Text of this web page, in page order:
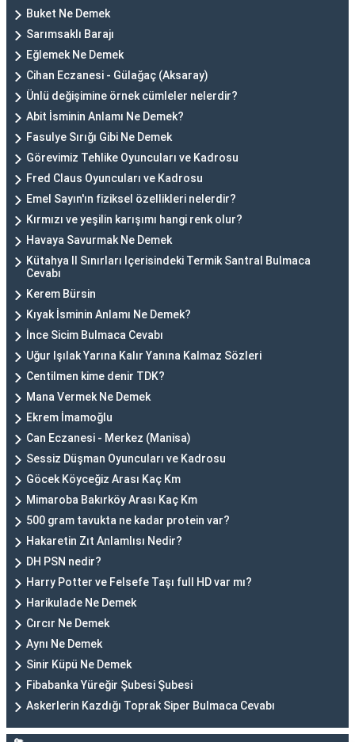
Buket Ne Demek
Sarımsaklı Barajı
Eğlemek Ne Demek
Cihan Eczanesi - Gülağaç (Aksaray)
Ünlü değişimine örnek cümleler nelerdir?
Abit İsminin Anlamı Ne Demek?
Fasulye Sırığı Gibi Ne Demek
Görevimiz Tehlike Oyuncuları ve Kadrosu
Fred Claus Oyuncuları ve Kadrosu
Emel Sayın'ın fiziksel özellikleri nelerdir?
Kırmızı ve yeşilin karışımı hangi renk olur?
Havaya Savurmak Ne Demek
Kütahya Il Sınırları Içerisindeki Termik Santral Bulmaca
Cevabı
Kerem Bürsin
Kıyak İsminin Anlamı Ne Demek?
İnce Sicim Bulmaca Cevabı
Uğur Işılak Yarına Kalır Yanına Kalmaz Sözleri
Centilmen kime denir TDK?
Mana Vermek Ne Demek
Ekrem İmamoğlu
Can Eczanesi - Merkez (Manisa)
Sessiz Düşman Oyuncuları ve Kadrosu
Göcek Köyceğiz Arası Kaç Km
Mimaroba Bakırköy Arası Kaç Km
500 gram tavukta ne kadar protein var?
Hakaretin Zıt Anlamlısı Nedir?
DH PSN nedir?
Harry Potter ve Felsefe Taşı full HD var mı?
Harikulade Ne Demek
Cırcır Ne Demek
Aynı Ne Demek
Sinir Küpü Ne Demek
Fibabanka Yüreğir Şubesi Şubesi
Askerlerin Kazdığı Toprak Siper Bulmaca Cevabı